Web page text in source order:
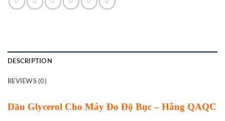
DESCRIPTION
REVIEWS (0)
Dầu Glycerol Cho Máy Đo Độ Bục – Hãng QAQC